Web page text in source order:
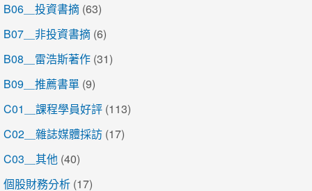
B06＿投資書摘 (63)
B07＿非投資書摘 (6)
B08＿雷浩斯著作 (31)
B09＿推薦書單 (9)
C01＿課程學員好評 (113)
C02＿雜誌媒體採訪 (17)
C03＿其他 (40)
個股財務分析 (17)